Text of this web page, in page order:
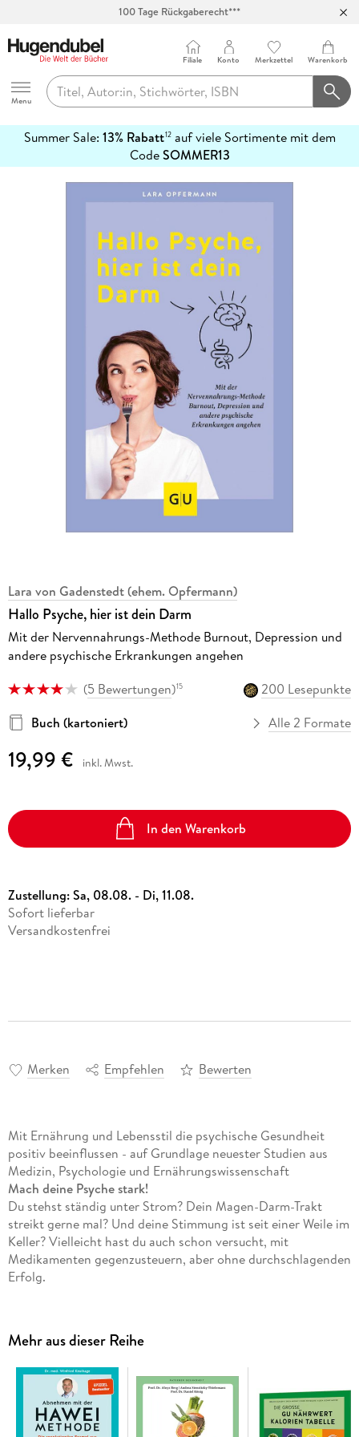
100 Tage Rückgaberecht***
Hugendubel
Menu
Filiale Konto Merkzettel Warenkorb
Summer Sale: 13% Rabatt12auf viele Sortimente mit dem
CodeSOMMER13
erfahren
Lara von Gadenstedt (ehem. Opfermann)
Hallo Psyche, hier ist dein Darm
Mit der Nervennahrungs-Methode Burnout, Depression und
andere psychische Erkrankungen angehen
(5 Bewertungen)15
200 Lesepunkte
Buch (kartoniert)
Alle 2 Formate
19,99 € inkl. Mwst.
In den Warenkorb
Zustellung:Sa, 08.08. - Di, 11.08.
Sofort lieferbar
Versandkostenfrei
Merken Empfehlen Bewerten
Mit Ernährung und Lebensstil die psychische Gesundheit
positiv beeinflussen - auf Grundlage neuester Studien aus
Medizin, Psychologie und Ernährungswissenschaft
Mach deine Psyche stark!
Du stehst ständig unter Strom? Dein Magen-Darm-Trakt
streikt gerne mal? Und deine Stimmung ist seit einer Weile im
Keller? Vielleicht hast du auch schon versucht, mit
Medikamenten gegenzusteuern, aber ohne durchschlagenden
Erfolg.
Hirn-Achsemiteinander kommunizieren. Wenn ein Teil
schwächelt, zieht das auch den anderen mit runter. Das ist
der Grund dafür, dass
psychische Probleme so häufig mit
körperlichen Symptomen wie Magen-Darm-Beschwerden
einhergehen und umgekehrt
. Die gute Nachricht aber ist: Du
Mehr aus dieser Reihe